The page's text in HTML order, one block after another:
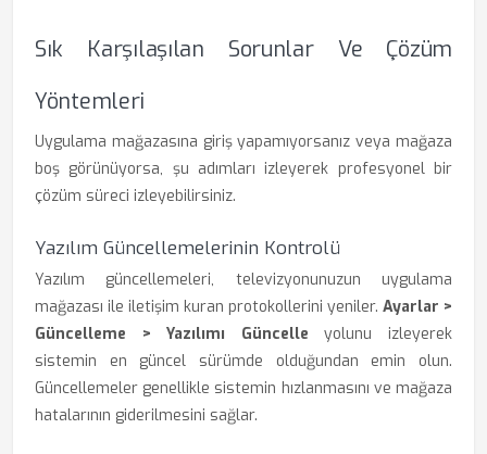
Sık Karşılaşılan Sorunlar Ve Çözüm
Yöntemleri
Uygulama mağazasına giriş yapamıyorsanız veya mağaza
boş görünüyorsa, şu adımları izleyerek profesyonel bir
çözüm süreci izleyebilirsiniz.
Yazılım Güncellemelerinin Kontrolü
Yazılım güncellemeleri, televizyonunuzun uygulama
mağazası ile iletişim kuran protokollerini yeniler. Ayarlar >
Güncelleme > Yazılımı Güncelle yolunu izleyerek
sistemin en güncel sürümde olduğundan emin olun.
Güncellemeler genellikle sistemin hızlanmasını ve mağaza
hatalarının giderilmesini sağlar.